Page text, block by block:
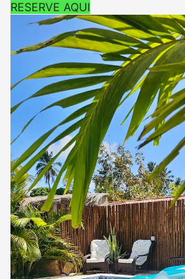
RESERVE AQUI